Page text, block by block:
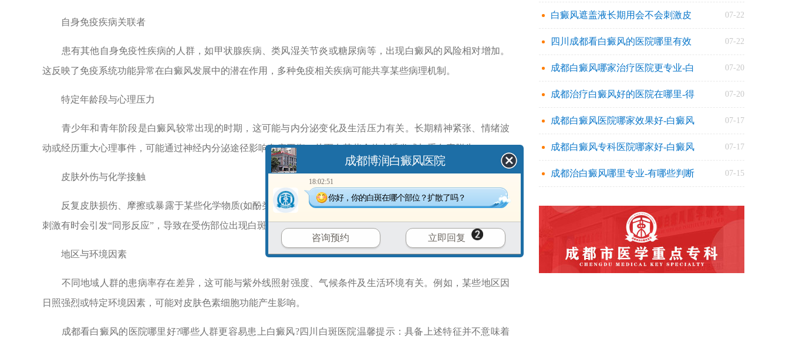
自身免疫疾病关联者
患有其他自身免疫性疾病的人群，如甲状腺疾病、类风湿关节炎或糖尿病等，出现白癜风的风险相对增加。
这反映了免疫系统功能异常在白癜风发展中的潜在作用，多种免疫相关疾病可能共享某些病理机制。
特定年龄段与心理压力
青少年和青年阶段是白癜风较常出现的时期，这可能与内分泌变化及生活压力有关。长期精神紧张、情绪波
动或经历重大心理事件，可能通过神经内分泌途径影响免疫平衡，从而在某些个体中诱发或加重色素脱失。
皮肤外伤与化学接触
反复皮肤损伤、摩擦或暴露于某些化学物质(如酚类化合物)的人群，也可能面临较高风险。局部皮肤的炎症或
刺激有时会引发“同形反应”，导致在受伤部位出现白斑，这在部分易感者中较为明显。
地区与环境因素
不同地域人群的患病率存在差异，这可能与紫外线照射强度、气候条件及生活环境有关。例如，某些地区因
日照强烈或特定环境因素，可能对皮肤色素细胞功能产生影响。
成都看白癜风的医院哪里好?哪些人群更容易患上白癜风?四川白斑医院温馨提示：具备上述特征并不意味着
白癜风遮盖液长期用会不会刺激皮 07-22
四川成都看白癜风的医院哪里有效 07-22
成都白癜风哪家治疗医院更专业-白 07-20
成都治疗白癜风好的医院在哪里-得 07-20
成都白癜风医院哪家效果好-白癜风 07-17
成都白癜风专科医院哪家好-白癜风 07-17
成都治白癜风哪里专业-有哪些判断 07-15
成都博润白癜风医院
18:02:51
你好，你的白斑在哪个部位？扩散了吗？
咨询预约 立即回复